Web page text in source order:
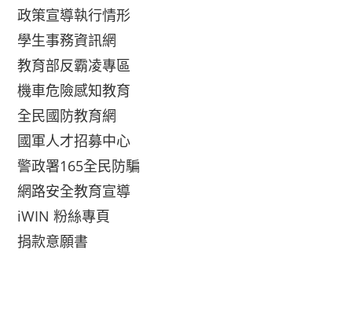
政策宣導執行情形
學生事務資訊網
教育部反霸凌專區
機車危險感知教育
全民國防教育網
國軍人才招募中心
警政署165全民防騙
網路安全教育宣導
iWIN 粉絲專頁
捐款意願書